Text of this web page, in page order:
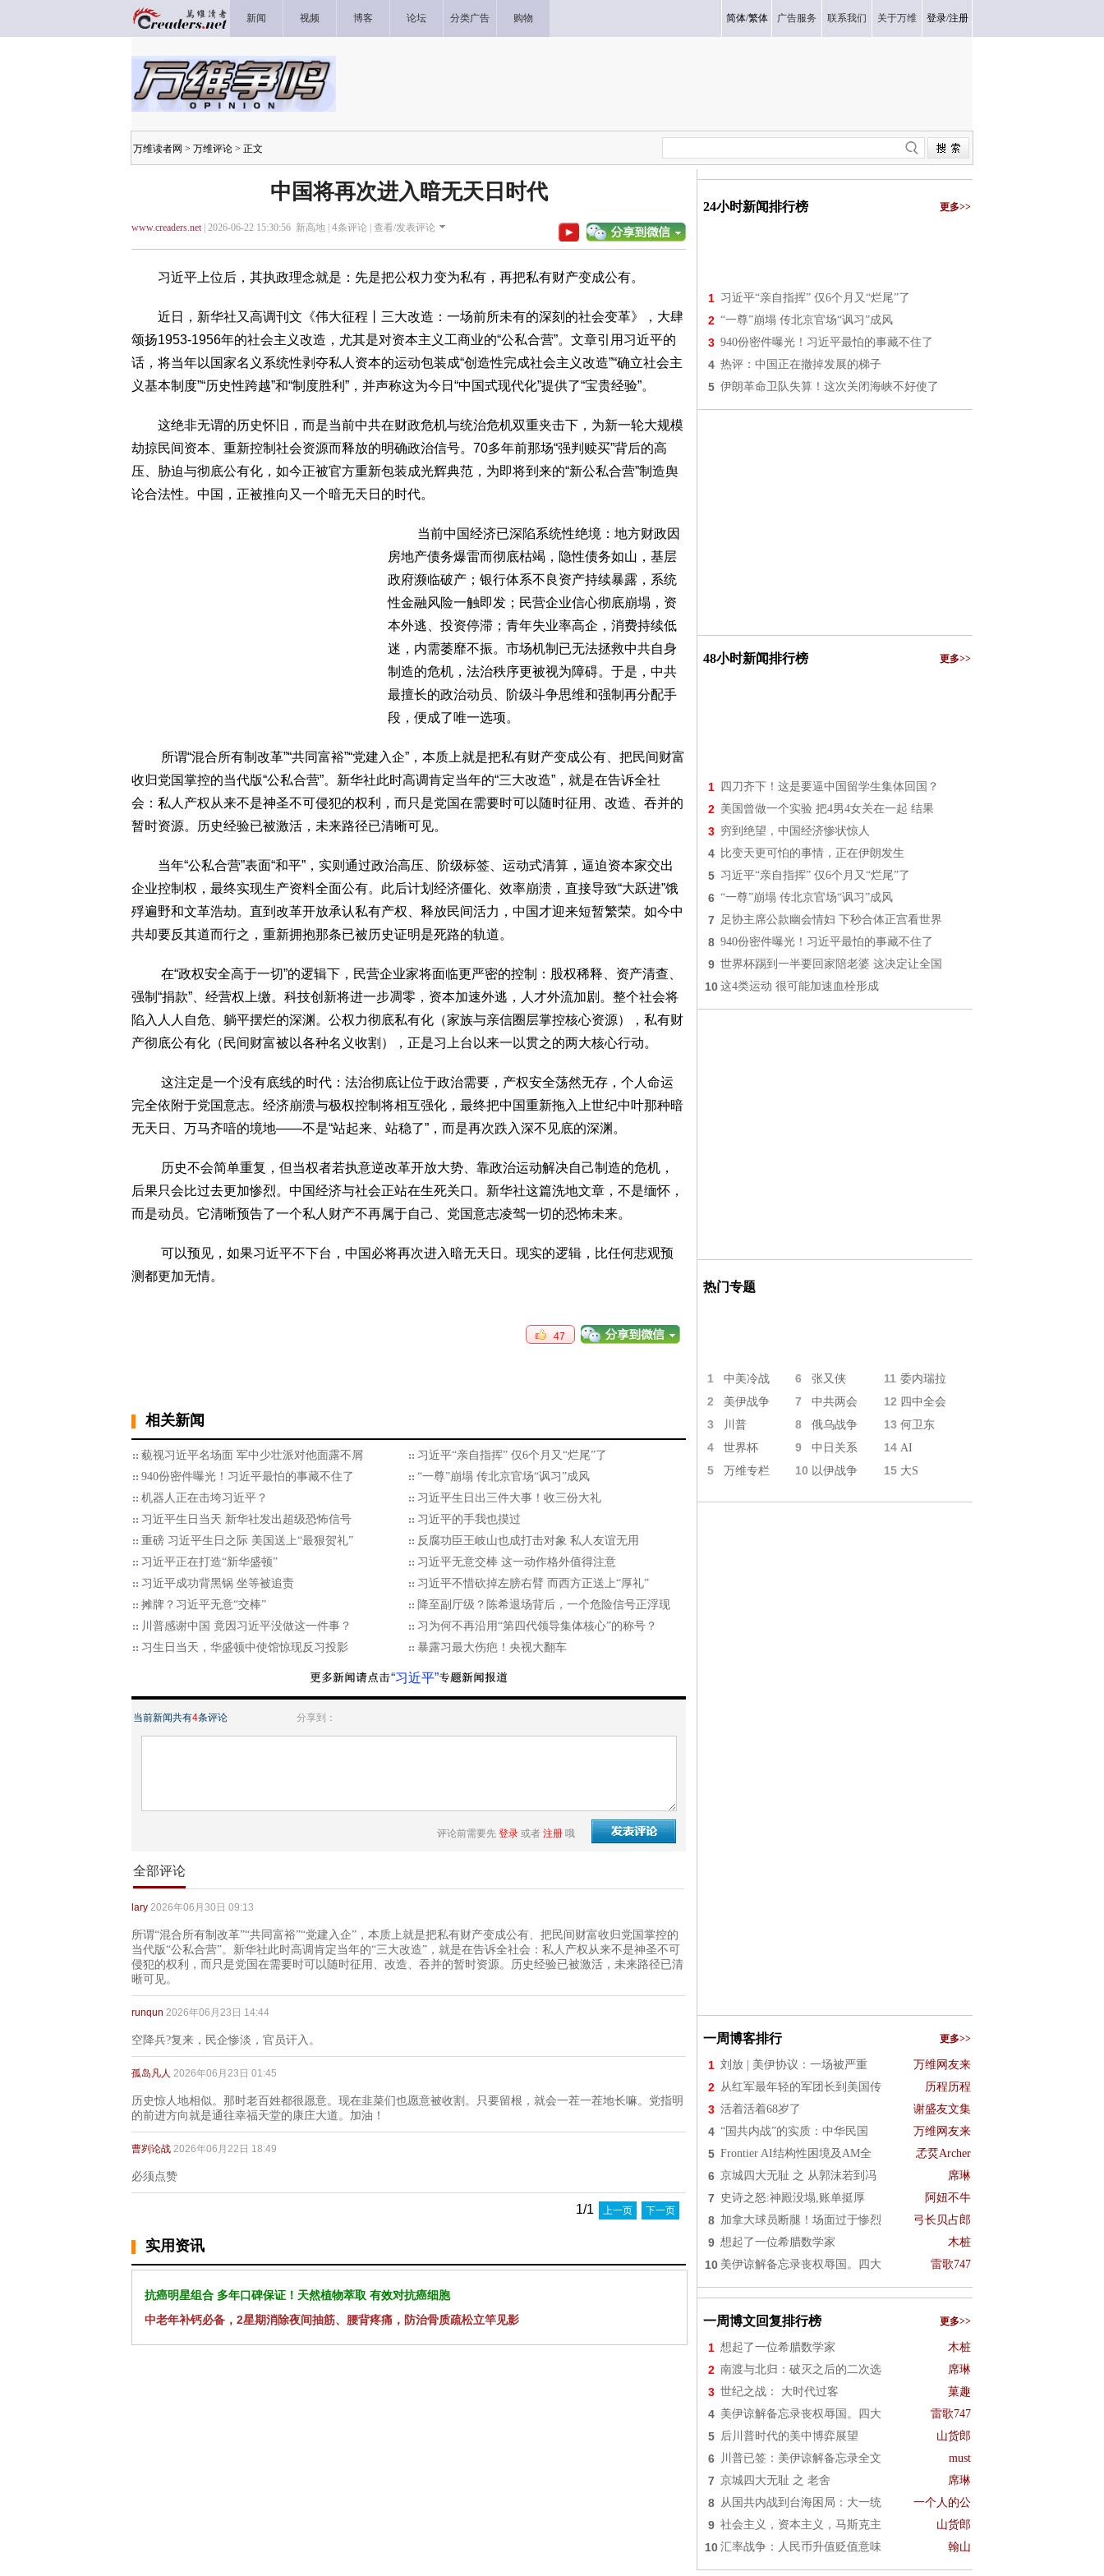
新闻 视频 博客 论坛 分类广告 购物 简体/繁体 广告服务 联系我们 关于万维 登录/注册
万维读者网 > 万维评论 > 正文
中国将再次进入暗无天日时代
www.creaders.net| 2026-06-22 15:30:56 新高地 | 4条评论 | 查看/发表评论
习近平上位后，其执政理念就是：先是把公权力变为私有，再把私有财产变成公有。
近日，新华社又高调刊文《伟大征程丨三大改造：一场前所未有的深刻的社会变革》，大肆
颂扬1953-1956年的社会主义改造，尤其是对资本主义工商业的“公私合营”。文章引用习近平的
话，将当年以国家名义系统性剥夺私人资本的运动包装成“创造性完成社会主义改造”“确立社会主
义基本制度”“历史性跨越”和“制度胜利”，并声称这为今日“中国式现代化”提供了“宝贵经验”。
这绝非无谓的历史怀旧，而是当前中共在财政危机与统治危机双重夹击下，为新一轮大规模
劫掠民间资本、重新控制社会资源而释放的明确政治信号。70多年前那场“强判赎买”背后的高
压、胁迫与彻底公有化，如今正被官方重新包装成光辉典范，为即将到来的“新公私合营”制造舆
论合法性。中国，正被推向又一个暗无天日的时代。
当前中国经济已深陷系统性绝境：地方财政因
房地产债务爆雷而彻底枯竭，隐性债务如山，基层
政府濒临破产；银行体系不良资产持续暴露，系统
性金融风险一触即发；民营企业信心彻底崩塌，资
本外逃、投资停滞；青年失业率高企，消费持续低
迷，内需萎靡不振。市场机制已无法拯救中共自身
制造的危机，法治秩序更被视为障碍。于是，中共
最擅长的政治动员、阶级斗争思维和强制再分配手
段，便成了唯一选项。
所谓“混合所有制改革”“共同富裕”“党建入企”，本质上就是把私有财产变成公有、把民间财富
收归党国掌控的当代版“公私合营”。新华社此时高调肯定当年的“三大改造”，就是在告诉全社
会：私人产权从来不是神圣不可侵犯的权利，而只是党国在需要时可以随时征用、改造、吞并的
暂时资源。历史经验已被激活，未来路径已清晰可见。
当年“公私合营”表面“和平”，实则通过政治高压、阶级标签、运动式清算，逼迫资本家交出
企业控制权，最终实现生产资料全面公有。此后计划经济僵化、效率崩溃，直接导致“大跃进”饿
殍遍野和文革浩劫。直到改革开放承认私有产权、释放民间活力，中国才迎来短暂繁荣。如今中
共却要反其道而行之，重新拥抱那条已被历史证明是死路的轨道。
在“政权安全高于一切”的逻辑下，民营企业家将面临更严密的控制：股权稀释、资产清查、
强制“捐款”、经营权上缴。科技创新将进一步凋零，资本加速外逃，人才外流加剧。整个社会将
陷入人人自危、躺平摆烂的深渊。公权力彻底私有化（家族与亲信圈层掌控核心资源），私有财
产彻底公有化（民间财富被以各种名义收割），正是习上台以来一以贯之的两大核心行动。
这注定是一个没有底线的时代：法治彻底让位于政治需要，产权安全荡然无存，个人命运
完全依附于党国意志。经济崩溃与极权控制将相互强化，最终把中国重新拖入上世纪中叶那种暗
无天日、万马齐喑的境地——不是“站起来、站稳了”，而是再次跌入深不见底的深渊。
历史不会简单重复，但当权者若执意逆改革开放大势、靠政治运动解决自己制造的危机，
后果只会比过去更加惨烈。中国经济与社会正站在生死关口。新华社这篇洗地文章，不是缅怀，
而是动员。它清晰预告了一个私人财产不再属于自己、党国意志凌驾一切的恐怖未来。
可以预见，如果习近平不下台，中国必将再次进入暗无天日。现实的逻辑，比任何悲观预
测都更加无情。
47
相关新闻
藐视习近平名场面 军中少壮派对他面露不屑
习近平“亲自指挥” 仅6个月又“烂尾”了
940份密件曝光！习近平最怕的事藏不住了
“一尊”崩塌 传北京官场“讽习”成风
机器人正在击垮习近平？
​习近平生日出三件大事！收三份大礼
习近平生日当天 新华社发出超级恐怖信号
习近平的手我也摸过
重磅 习近平生日之际 美国送上“最狠贺礼”
反腐功臣王岐山也成打击对象 私人友谊无用
习近平正在打造“新华盛顿”
习近平无意交棒 这一动作格外值得注意
习近平成功背黑锅 坐等被追责
习近平不惜砍掉左膀右臂 而西方正送上“厚礼”
摊牌？习近平无意“交棒”
降至副厅级？陈希退场背后，一个危险信号正浮现
川普感谢中国 竟因习近平没做这一件事？
习为何不再沿用“第四代领导集体核心”的称号？
习生日当天，华盛顿中使馆惊现反习投影
暴露习最大伤疤！央视大翻车
“习近平”
当前新闻共有4条评论 分享到：
评论前需要先 登录 或者 注册 哦
全部评论
lary 2026年06月30日 09:13
所谓“混合所有制改革”“共同富裕”“党建入企”，本质上就是把私有财产变成公有、把民间财富收归党国掌控的
当代版“公私合营”。新华社此时高调肯定当年的“三大改造”，就是在告诉全社会：私人产权从来不是神圣不可
侵犯的权利，而只是党国在需要时可以随时征用、改造、吞并的暂时资源。历史经验已被激活，未来路径已清
晰可见。
runqun 2026年06月23日 14:44
空降兵?复来，民企惨淡，官员讦入。
孤岛凡人 2026年06月23日 01:45
历史惊人地相似。那时老百姓都很愿意。现在韭菜们也愿意被收割。只要留根，就会一茬一茬地长嘛。党指明
的前进方向就是通往幸福天堂的康庄大道。加油！
曹刿论战 2026年06月22日 18:49
必须点赞
1/1 上一页 下一页
实用资讯
抗癌明星组合 多年口碑保证！天然植物萃取 有效对抗癌细胞
中老年补钙必备，2星期消除夜间抽筋、腰背疼痛，防治骨质疏松立竿见影
24小时新闻排行榜 更多>>
1 习近平“亲自指挥” 仅6个月又“烂尾”了
2 “一尊”崩塌 传北京官场“讽习”成风
3 940份密件曝光！习近平最怕的事藏不住了
4 热评：中国正在撤掉发展的梯子
5 伊朗革命卫队失算！这次关闭海峡不好使了
48小时新闻排行榜 更多>>
1 四刀齐下！这是要逼中国留学生集体回国？
2 美国曾做一个实验 把4男4女关在一起 结果
3 穷到绝望，中国经济惨状惊人
4 比变天更可怕的事情，正在伊朗发生
5 习近平“亲自指挥” 仅6个月又“烂尾”了
6 “一尊”崩塌 传北京官场“讽习”成风
7 足协主席公款幽会情妇 下秒合体正宫看世界
8 940份密件曝光！习近平最怕的事藏不住了
9 世界杯踢到一半要回家陪老婆 这决定让全国
10 这4类运动 很可能加速血栓形成
热门专题
1 中美冷战 6 张又侠 11 委内瑞拉
2 美伊战争 7 中共两会 12 四中全会
3 川普 8 俄乌战争 13 何卫东
4 世界杯 9 中日关系 14 AI
5 万维专栏 10 以伊战争 15 大S
一周博客排行 更多>>
1 刘放 | 美伊协议：一场被严重 万维网友来
2 从红军最年轻的军团长到美国传 历程历程
3 活着活着68岁了 谢盛友文集
4 “国共内战”的实质：中华民国 万维网友来
5 Frontier AI结构性困境及AM全 孞烎Archer
6 京城四大无耻 之 从郭沫若到冯 席琳
7 史诗之怒:神殿没塌,账单挺厚 阿妞不牛
8 加拿大球员断腿！场面过于惨烈 弓长贝占郎
9 想起了一位希腊数学家 木桩
10 美伊谅解备忘录丧权辱国。四大 雷歌747
一周博文回复排行榜 更多>>
1 想起了一位希腊数学家 木桩
2 南渡与北归：破灭之后的二次选 席琳
3 世纪之战： 大时代过客 菓趣
4 美伊谅解备忘录丧权辱国。四大 雷歌747
5 后川普时代的美中博弈展望 山货郎
6 川普已签：美伊谅解备忘录全文 must
7 京城四大无耻 之 老舍 席琳
8 从国共内战到台海困局：大一统 一个人的公
9 社会主义，资本主义，马斯克主 山货郎
10 汇率战争：人民币升值贬值意味 翰山